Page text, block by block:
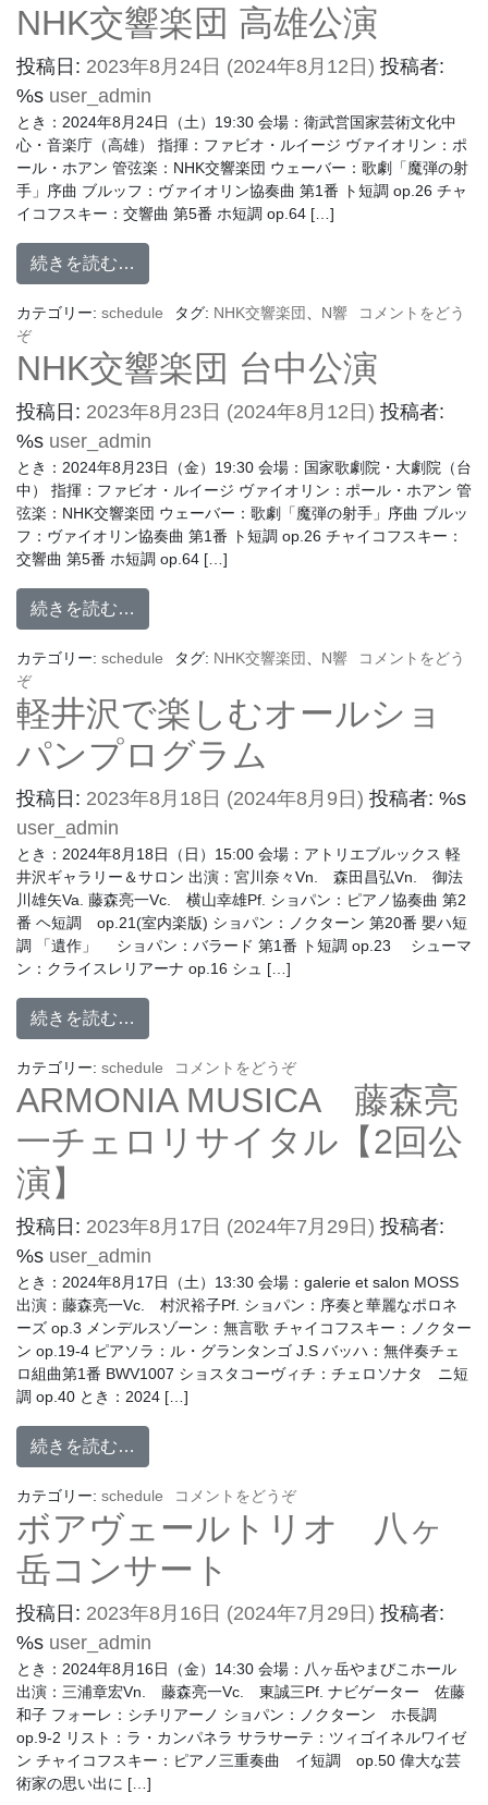
NHK交響楽団 高雄公演
投稿日: 2023年8月24日 (2024年8月12日) 投稿者:
%s user_admin
とき：2024年8月24日（土）19:30 会場：衛武営国家芸術文化中
心・音楽庁（高雄） 指揮：ファビオ・ルイージ ヴァイオリン：ポ
ール・ホアン 管弦楽：NHK交響楽団 ウェーバー：歌劇「魔弾の射
手」序曲 ブルッフ：ヴァイオリン協奏曲 第1番 ト短調 op.26 チャ
イコフスキー：交響曲 第5番 ホ短調 op.64 […]
続きを読む…
カテゴリー: schedule タグ: NHK交響楽団 N響
コメントをどう
ぞ
NHK交響楽団 台中公演
投稿日: 2023年8月23日 (2024年8月12日) 投稿者:
%s user_admin
とき：2024年8月23日（金）19:30 会場：国家歌劇院・大劇院（台
中） 指揮：ファビオ・ルイージ ヴァイオリン：ポール・ホアン 管
弦楽：NHK交響楽団 ウェーバー：歌劇「魔弾の射手」序曲 ブルッ
フ：ヴァイオリン協奏曲 第1番 ト短調 op.26 チャイコフスキー：
交響曲 第5番 ホ短調 op.64 […]
続きを読む…
カテゴリー: schedule タグ: NHK交響楽団 N響
コメントをどう
ぞ
軽井沢で楽しむオールショ
パンプログラム
投稿日: 2023年8月18日 (2024年8月9日) 投稿者: %s
user_admin
とき：2024年8月18日（日）15:00 会場：アトリエブルックス 軽
井沢ギャラリー＆サロン 出演：宮川奈々Vn. 森田昌弘Vn. 御法
川雄矢Va. 藤森亮一Vc. 横山幸雄Pf. ショパン：ピアノ協奏曲 第2
番 ヘ短調 op.21(室内楽版) ショパン：ノクターン 第20番 嬰ハ短
調 「遺作」 ショパン：バラード 第1番 ト短調 op.23 シューマ
ン：クライスレリアーナ op.16 シュ […]
続きを読む…
カテゴリー: schedule コメントをどうぞ
ARMONIA MUSICA 藤森亮
一チェロリサイタル【2回公
演】
投稿日: 2023年8月17日 (2024年7月29日) 投稿者:
%s user_admin
とき：2024年8月17日（土）13:30 会場：galerie et salon MOSS
出演：藤森亮一Vc. 村沢裕子Pf. ショパン：序奏と華麗なポロネ
ーズ op.3 メンデルスゾーン：無言歌 チャイコフスキー：ノクター
ン op.19-4 ピアソラ：ル・グランタンゴ J.S バッハ：無伴奏チェ
ロ組曲第1番 BWV1007 ショスタコーヴィチ：チェロソナタ ニ短
調 op.40 とき：2024 […]
続きを読む…
カテゴリー: schedule コメントをどうぞ
ボアヴェールトリオ 八ヶ
岳コンサート
投稿日: 2023年8月16日 (2024年7月29日) 投稿者:
%s user_admin
とき：2024年8月16日（金）14:30 会場：八ヶ岳やまびこホール
出演：三浦章宏Vn. 藤森亮一Vc. 東誠三Pf. ナビゲーター 佐藤
和子 フォーレ：シチリアーノ ショパン：ノクターン ホ長調
op.9-2 リスト：ラ・カンパネラ サラサーテ：ツィゴイネルワイゼ
ン チャイコフスキー：ピアノ三重奏曲 イ短調 op.50 偉大な芸
術家の思い出に […]